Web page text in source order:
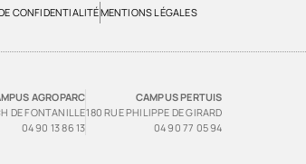
CONFIDENTIALITÉMENTIONS LÉGALES
AGROPARC
DE FONTANILLE
04 90 13 86 13
CAMPUS PERTUIS
180 RUE PHILIPPE DE GIRARD
04 90 77 05 94